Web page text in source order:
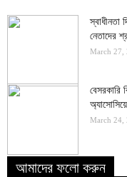
স্বাধীনতা
নেতাদের
March 27,
বেসরকারি
March 24,
আমাদের ফলো করুন